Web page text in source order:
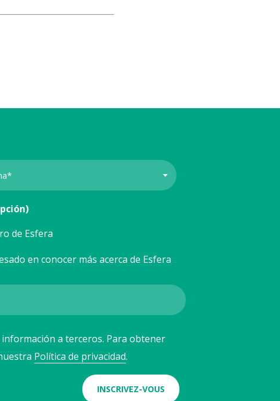
de Esfera
en conocer más acerca de Esfera
a terceros. Para obtener
Política de privacidad.
INSCRIVEZ-VOUS